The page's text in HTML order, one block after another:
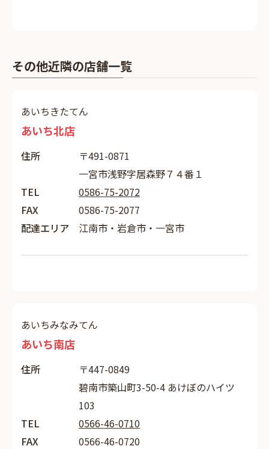
その他近隣の店舗一覧
あいちきたてん
あいち北店
住所
〒491-0871
一宮市浅野字居森野７４番１
TEL
0586-75-2072
FAX
0586-75-2077
配達エリア
江南市・岩倉市・一宮市
あいちみなみてん
あいち南店
住所
〒447-0849
碧南市築山町3-50-4 あけぼのハイツ
103
TEL
0566-46-0710
FAX
0566-46-0720